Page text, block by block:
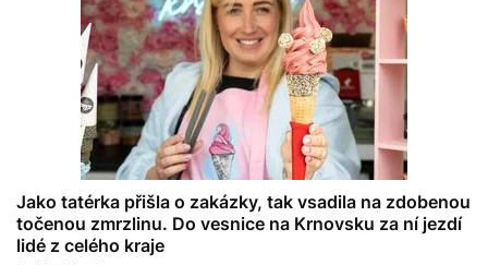
Jako tatérka přišla o zakázky, tak vsadila na zdobenou
točenou zmrzlinu. Do vesnice na Krnovsku za ní jezdí
lidé z celého kraje